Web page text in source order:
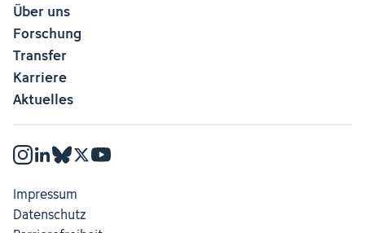
Über uns
Forschung
Transfer
Karriere
Aktuelles
Impressum
Datenschutz